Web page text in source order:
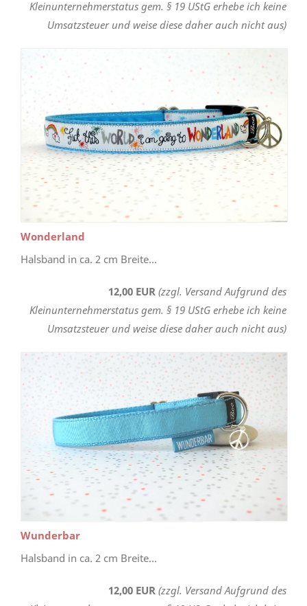
Kleinunternehmerstatus gem. § 19 UStG erhebe ich keine
Umsatzsteuer und weise diese daher auch nicht aus)
Wonderland
Halsband in ca. 2 cm Breite...
12,00 EUR (zzgl. Versand Aufgrund des
Kleinunternehmerstatus gem. § 19 UStG erhebe ich keine
Umsatzsteuer und weise diese daher auch nicht aus)
Wunderbar
Halsband in ca. 2 cm Breite...
12,00 EUR (zzgl. Versand Aufgrund des